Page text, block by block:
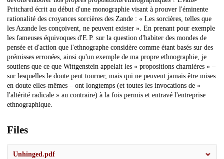
Pritchard écrit au début d'une monographie visant à prouver l'éminente
rationalité des croyances sorcières des Zande : « Les sorcières, telles que
les Azande les conçoivent, ne peuvent exister ». En prenant pour exemple
les fameuses équivoques d'E.P. sur la question d'habiter des mondes de
pensée et d'action que l'ethnographe considère comme étant basés sur des
prémisses erronées, ainsi qu'un exemple de ma propre ethnographie, je
soutiens que ce que Wittgenstein appelait les « propositions charnières » –
sur lesquelles le doute peut tourner, mais qui ne peuvent jamais être mises
en doute elles-mêmes – ont longtemps (et toutes les invocations de «
l'altérité radicale » au contraire) à la fois permis et entravé l'entreprise
ethnographique.
Files
Unhinged.pdf